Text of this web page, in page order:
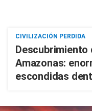
CIVILIZACIÓN PERDIDA
Descubrimiento
Amazonas:
escondidas